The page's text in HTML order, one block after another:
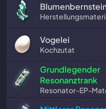
Vogelei
Kochzutat
Grundlegender
Resonanztrank
Resonator-EP-